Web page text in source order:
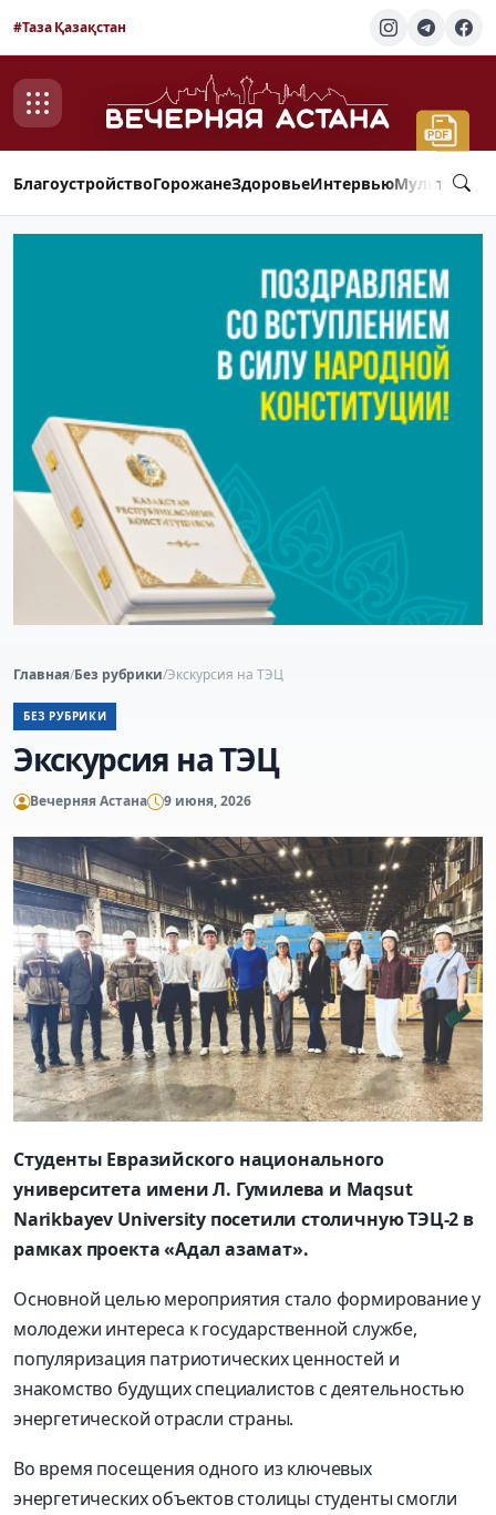
#Таза Қазақстан
БлагоустройствоГорожанеЗдоровьеИнтервью
Главная/Без рубрики/Экскурсия на ТЭЦ
БЕЗ РУБРИКИ
Экскурсия на ТЭЦ
Вечерняя Астана 9 июня, 2026
Студенты Евразийского национального
университета имени Л. Гумилева и Maqsut
Narikbayev University поcетили столичную ТЭЦ-2 в
рамках проекта «Адал азамат».
Основной целью мероприятия стало формирование у
молодежи интереса к государственной службе,
популяризация патриотических ценностей и
знакомство будущих специалистов с деятельностью
энергетической отрасли страны.
Во время посещения одного из ключевых
энергетических объектов столицы студенты смогли